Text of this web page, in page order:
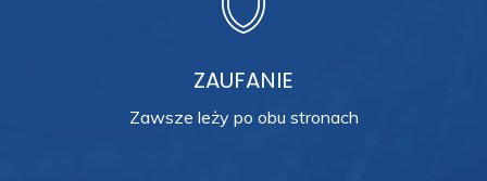
ZAUFANIE
Zawsze leży po obu stronach